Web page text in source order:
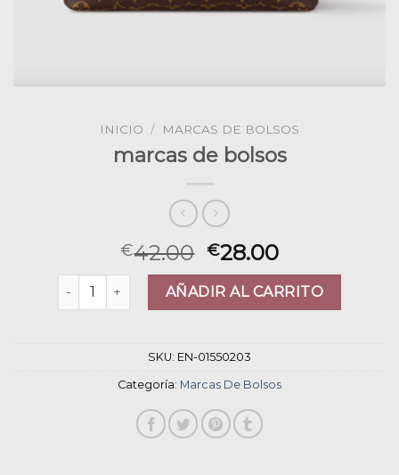
INICIO / MARCAS DE BOLSOS
marcas de bolsos
€42.00 €28.00
marcas de bolsos cantidadAÑADIR AL CARRITO
SKU: EN-01550203
Categoría: Marcas De Bolsos